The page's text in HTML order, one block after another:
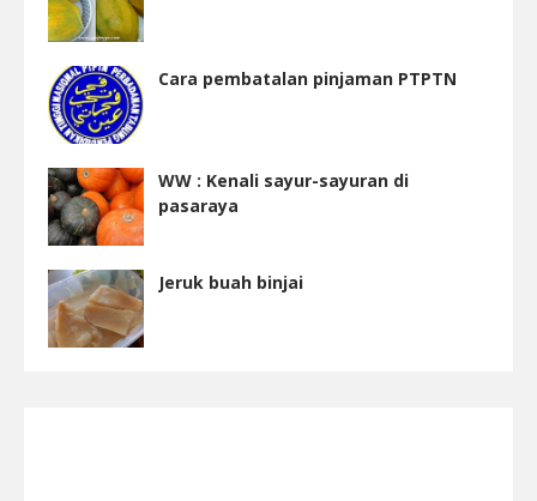
Cara pembatalan pinjaman PTPTN
WW : Kenali sayur-sayuran di
pasaraya
Jeruk buah binjai